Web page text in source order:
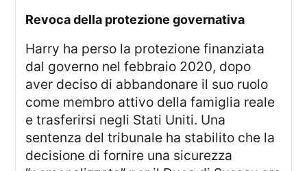
revoca della protezione governativa
Harry ha perso la protezione finanziata
dal governo nel febbraio 2020, dopo
aver deciso di abbandonare il suo ruolo
come membro attivo della famiglia reale
e trasferirsi negli Stati Uniti. Una
sentenza del tribunale ha stabilito che la
decisione di fornire una sicurezza